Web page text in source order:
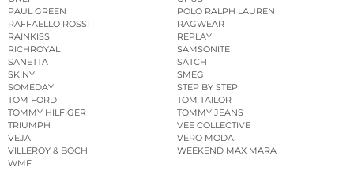
PAUL GREEN
POLO RALPH LAUREN
RAFFAELLO ROSSI
RAGWEAR
RAINKISS
REPLAY
RICHROYAL
SAMSONITE
SANETTA
SATCH
SKINY
SMEG
SOMEDAY
STEP BY STEP
TOM FORD
TOM TAILOR
TOMMY HILFIGER
TOMMY JEANS
TRIUMPH
VEE COLLECTIVE
VEJA
VERO MODA
VILLEROY & BOCH
WEEKEND MAX MARA
WMF